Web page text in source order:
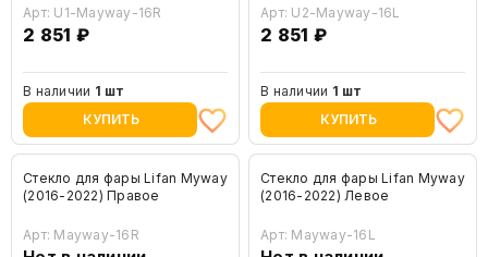
Арт: U1-Mayway-16R
2 851 ₽
В наличии 1 шт
КУПИТЬ
Арт: U2-Mayway-16L
2 851 ₽
В наличии 1 шт
КУПИТЬ
Стекло для фары Lifan Myway
(2016-2022) Правое
Арт: Mayway-16R
Стекло для фары Lifan Myway
(2016-2022) Левое
Арт: Mayway-16L